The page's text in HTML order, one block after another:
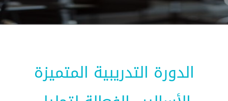
الدورة التدريبية المتميزة